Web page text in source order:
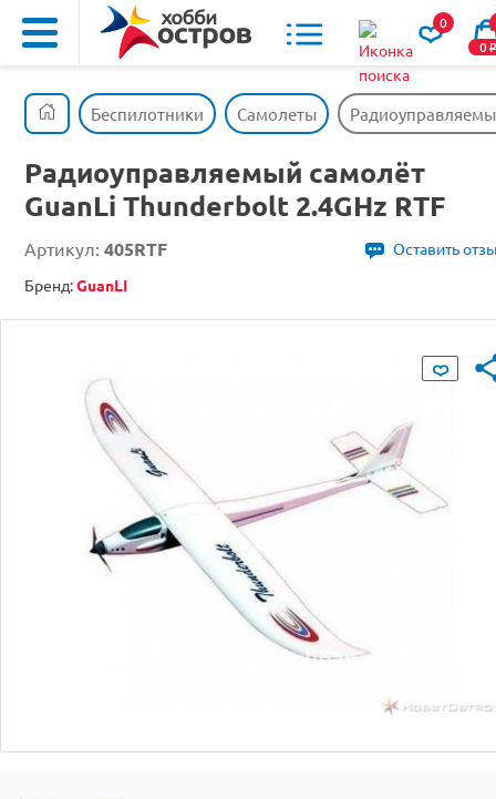
0
0o
Беспилотники Самолеты
Радиоуправляемый самолёт
GuanLi Thunderbolt 2.4GHz RTF
Артикул: 405RTF
Оставить
Бренд:GuanLI